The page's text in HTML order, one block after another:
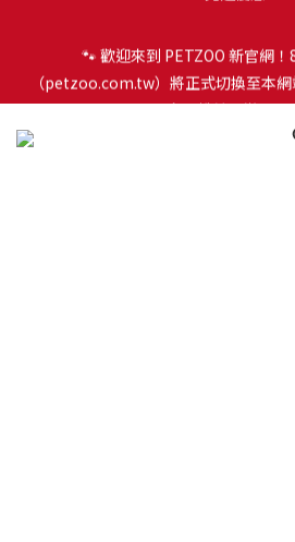
（petzoo.com.tw）將正式切換至本網
會員權益及常見問
（petzoo.com.tw）將正式切換至本網
會員權益及常見問
✨【新朋友見面禮】現在註冊即領 $100